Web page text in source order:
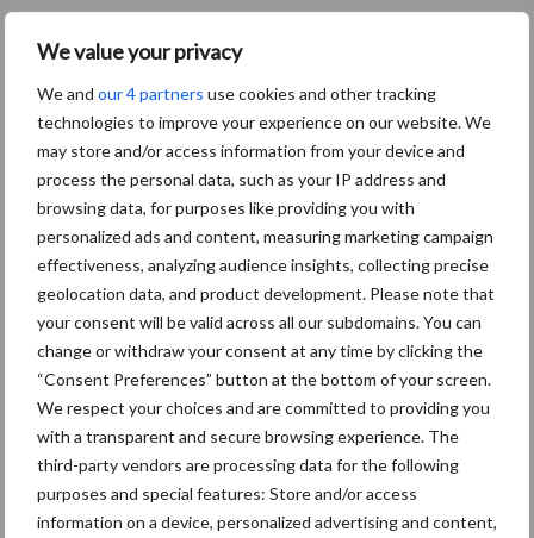
We value your privacy
We and our 4 partners use cookies and other tracking
technologies to improve your experience on our website. We
may store and/or access information from your device and
process the personal data, such as your IP address and
browsing data, for purposes like providing you with
personalized ads and content, measuring marketing campaign
effectiveness, analyzing audience insights, collecting precise
geolocation data, and product development. Please note that
your consent will be valid across all our subdomains. You can
change or withdraw your consent at any time by clicking the
“Consent Preferences” button at the bottom of your screen.
We respect your choices and are committed to providing you
with a transparent and secure browsing experience. The
third-party vendors are processing data for the following
purposes and special features: Store and/or access
information on a device, personalized advertising and content,
Primaire
Sidebar
Recent nieuws Partner nieuws
8 jan
Belastingdienst publiceert
Landelijke Landbouwnormen 2025
23 dec
10 praktisch tips om je voor te
bereiden op mogelijke uitval van het
stroomnet
23 dec
EU-pluimveesector groeit door,
maar tempo vlakt af
Toon meer